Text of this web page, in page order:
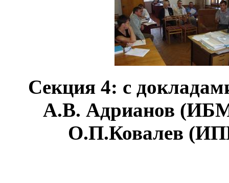
Секция 4: с
А.В. Адрианов
О.П.Ковалев